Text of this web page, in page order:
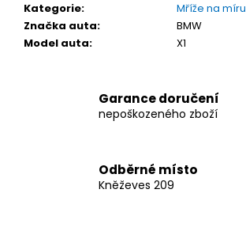
Kategorie:
Mříže na míru
Značka auta:
BMW
Model auta: X1
Garance doručení
nepoškozeného zboží
Odběrné místo
Kněževes 209
658
Kč